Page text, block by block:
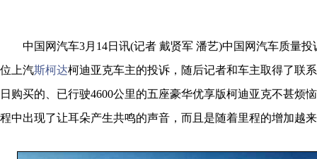
中国网汽车3月14日讯(记者 戴贤军 潘艺)中国网汽车质量
位上汽斯柯达柯迪亚克车主的投诉，随后记者和车主取得了联
日购买的、已行驶4600公里的五座豪华优享版柯迪亚克不甚烦
程中出现了让耳朵产生共鸣的声音，而且是随着里程的增加越